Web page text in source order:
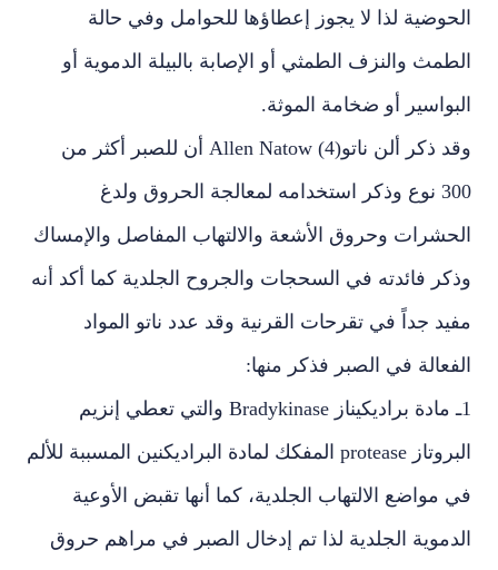
الحوضية لذا لا يجوز إعطاؤها للحوامل وفي حالة
الطمث والنزف الطمثي أو الإصابة بالبيلة الدموية أو
البواسير أو ضخامة الموثة.
وقد ذكر ألن ناتو(4) Allen Natow أن للصبر أكثر من
300 نوع وذكر استخدامه لمعالجة الحروق ولدغ
الحشرات وحروق الأشعة والالتهاب المفاصل والإمساك
وذكر فائدته في السحجات والجروح الجلدية كما أكد أنه
مفيد جداً في تقرحات القرنية وقد عدد ناتو المواد
الفعالة في الصبر فذكر منها:
1ـ مادة براديكيناز Bradykinase والتي تعطي إنزيم
البروتاز protease المفكك لمادة البراديكنين المسببة للألم
في مواضع الالتهاب الجلدية، كما أنها تقبض الأوعية
الدموية الجلدية لذا تم إدخال الصبر في مراهم حروق